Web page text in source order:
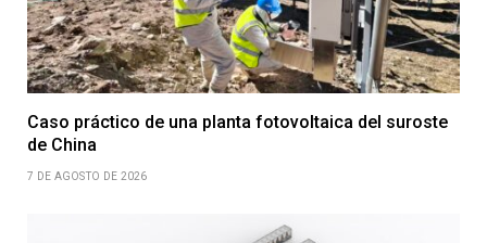
Caso práctico de una planta fotovoltaica del suroste
de China
7 DE AGOSTO DE 2026